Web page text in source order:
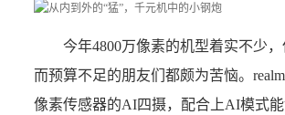
今年4800万像素的机型着实不少
而预算不足的朋友们都颇为苦恼。
像素传感器的AI四摄，配合上AI模式